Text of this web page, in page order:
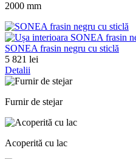
2000 mm
SONEA frasin negru cu sticlă
5 821 lei
Detalii
Furnir de stejar
Acoperită cu lac